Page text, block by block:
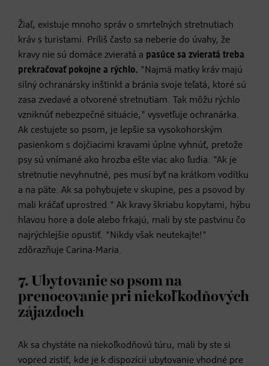
Žiaľ, existuje mnoho správ o smrteľných stretnutiach
kráv s turistami. Príliš často sa neberie do úvahy, že
kravy nie sú domáce zvieratá a pasúce sa zvieratá treba
prekračovať pokojne a rýchlo. "Najmä matky kráv majú
silný ochranársky inštinkt a bránia svoje teľatá, ktoré sú
zasa zvedavé a otvorené stretnutiam. Tak môžu rýchlo
vzniknúť nebezpečné situácie," vysvetľuje ochranárka.
Ak cestujete so psom, je lepšie sa vysokohorským
pasienkom s dojčiacimi kravami úplne vyhnúť, pretože
psy sú vnímané ako hrozba ešte viac ako ľudia. "Ak je
stretnutie nevyhnutné, pes musí byť na krátkom vodítku
a na päte. Ak sa pohybujete v skupine, pes a psovod by
mali kráčať uprostred." Ak kravy škriabu kopytami, hýbu
hlavou hore a dole alebo frkajú, mali by ste pastvinu čo
najrýchlejšie opustiť. "Nikdy však neutekajte!"
zdôrazňuje Carina-Maria.
7. Ubytovanie so psom na
prenocovanie pri niekoľkodňových
zájazdoch
Ak sa chystáte na niekoľkodňovú túru, mali by ste si
vopred zistiť, kde je k dispozícii ubytovanie vhodné pre